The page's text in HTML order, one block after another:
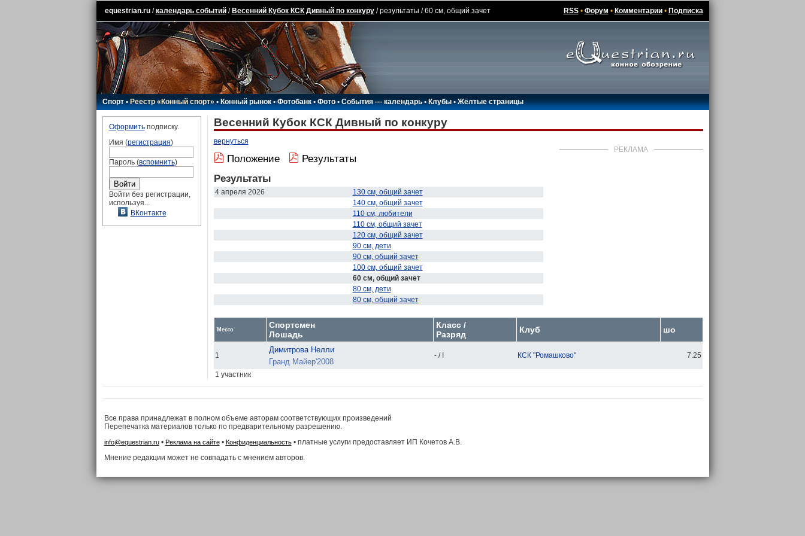
equestrian.ru/календарь событий/ Весенний Кубок КСК Дивный по конкуру/ результаты / 60 см, общий зачет RSS• Форум • Комментарии• Подписка
Спорт•Реестр «Конный спорт»•Конный рынок•Фотобанк •Фото•События — календарь•Клубы •Жёлтые страницы
Оформитьподписку.
Имя (регистрация)
Пароль (вспомнить)
Войти без регистрации,
используя...
ВКонтакте
Весенний Кубок КСК Дивный по конкуру
вернуться
РЕКЛАМА
Положение Результаты
Результаты
4 апреля 2026
130 см, общий зачет
140 см, общий зачет
110 см, любители
110 см, общий зачет
120 см, общий зачет
90 см, дети
90 см, общий зачет
100 см, общий зачет
60 см, общий зачет
80 см, дети
80 см, общий зачет
Место
Спортсмен
Лошадь
Класс /
Разряд
Клуб шо
1
Димитрова Нелли
Гранд Майер'2008
- / I КСК "Ромашково" 7.25
1 участник
Все права принадлежат в полном объеме авторам соответствующих произведений
Перепечатка материалов только по предварительному разрешению.
info@equestrian.ru• Реклама на сайте• Конфиденциальность• платные услуги предоставляет ИП Кочетов А.В.
Мнение редакции может не совпадать с мнением авторов.